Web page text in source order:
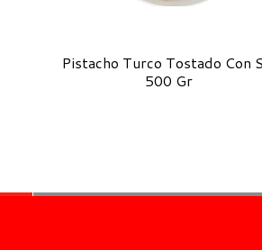
Pistacho Turco Tostado Con
500 Gr